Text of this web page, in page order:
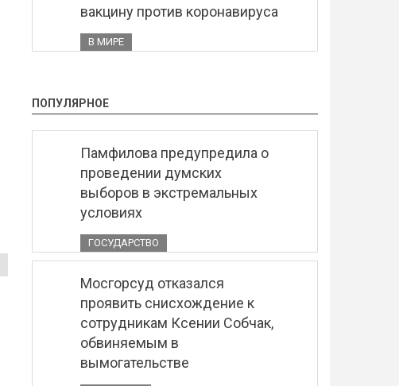
вакцину против коронавируса
В МИРЕ
ПОПУЛЯРНОЕ
Памфилова предупредила о
проведении думских
выборов в экстремальных
условиях
ГОСУДАРСТВО
Мосгорсуд отказался
проявить снисхождение к
сотрудникам Ксении Собчак,
обвиняемым в
вымогательстве